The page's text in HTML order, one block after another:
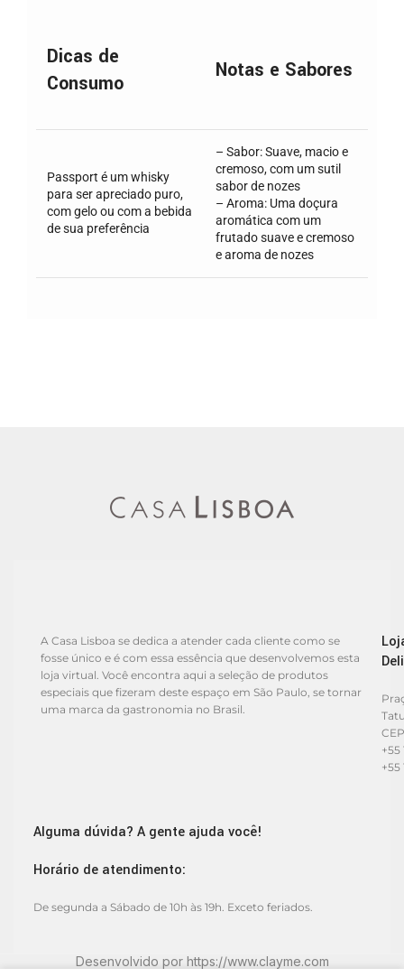
Dicas de
Consumo
Notas e Sabores
Passport é um whisky
para ser apreciado puro,
com gelo ou com a bebida
de sua preferência
– Sabor: Suave, macio e
cremoso, com um sutil
sabor de nozes
– Aroma: Uma doçura
aromática com um
frutado suave e cremoso
e aroma de nozes
A Casa Lisboa se dedica a atender cada cliente como se
fosse único e é com essa essência que desenvolvemos esta
loja virtual. Você encontra aqui a seleção de produtos
especiais que fizeram deste espaço em São Paulo, se tornar
uma marca da gastronomia no Brasil.
+55
+55
Alguma dúvida? A gente ajuda você!
Horário de atendimento:
De segunda a Sábado de 10h às 19h. Exceto feriados.
Desenvolvido por https://www.clayme.com